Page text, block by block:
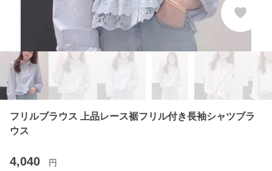
フリルブラウス 上品レース裾フリル付き長袖シャツブラ
ウス
4,040 円